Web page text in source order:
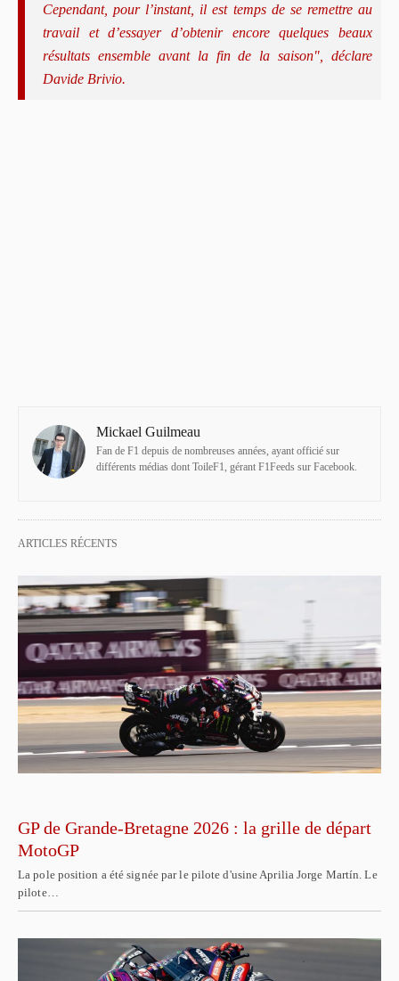
Cependant, pour l’instant, il est temps de se remettre au
travail et d’essayer d’obtenir encore quelques beaux
résultats ensemble avant la fin de la saison", déclare
Davide Brivio.
Mickael Guilmeau
Fan de F1 depuis de nombreuses années, ayant officié sur
différents médias dont ToileF1, gérant F1Feeds sur Facebook.
ARTICLES RÉCENTS
GP de Grande-Bretagne 2026 : la grille de départ
MotoGP
La pole position a été signée par le pilote d'usine Aprilia Jorge Martín. Le
pilote…